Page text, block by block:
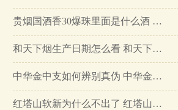
贵烟国酒香30爆珠里面是什么酒 贵烟国酒香30怎么辨别真假…
和天下烟生产日期怎么看 和天下烟真假辨别方法六个方面…
中华金中支如何辨别真伪 中华金中支真假烟鉴别方法…
红塔山软新为什么不出了 红塔山软新烟停售原因详解…